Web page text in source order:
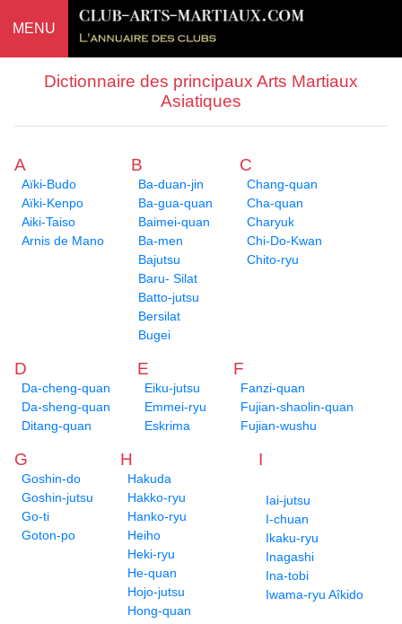
MENU
Dictionnaire des principaux Arts Martiaux
Asiatiques
A
Aïki-Budo
Aïki-Kenpo
Aiki-Taiso
Arnis de Mano
B
Ba-duan-jin
Ba-gua-quan
Baimei-quan
Ba-men
Bajutsu
Baru- Silat
Batto-jutsu
Bersilat
Bugei
C
Chang-quan
Cha-quan
Charyuk
Chi-Do-Kwan
Chito-ryu
D
Da-cheng-quan
Da-sheng-quan
Ditang-quan
E
Eiku-jutsu
Emmei-ryu
Eskrima
F
Fanzi-quan
Fujian-shaolin-quan
Fujian-wushu
G
Goshin-do
Goshin-jutsu
Go-ti
Goton-po
H
Hakuda
Hakko-ryu
Hanko-ryu
Heiho
Heki-ryu
He-quan
Hojo-jutsu
Hong-quan
I
Iai-jutsu
I-chuan
Ikaku-ryu
Inagashi
Ina-tobi
Iwama-ryu Aîkido